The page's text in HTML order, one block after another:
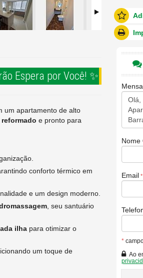
Espera por Você! ✨
um apartamento de alto
reformado e pronto para
conforto térmico em
e um design moderno.
, seu santuário
ilha para otimizar o
um toque de
Nome
Email
*
Ao